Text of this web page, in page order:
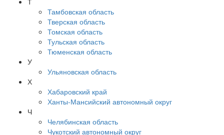
Тамбовская область
Тверская область
Томская область
Тульская область
Тюменская область
У
Ульяновская область
Х
Хабаровский край
Ханты-Мансийский автономный округ
Ч
Челябинская область
Чукотский автономный округ